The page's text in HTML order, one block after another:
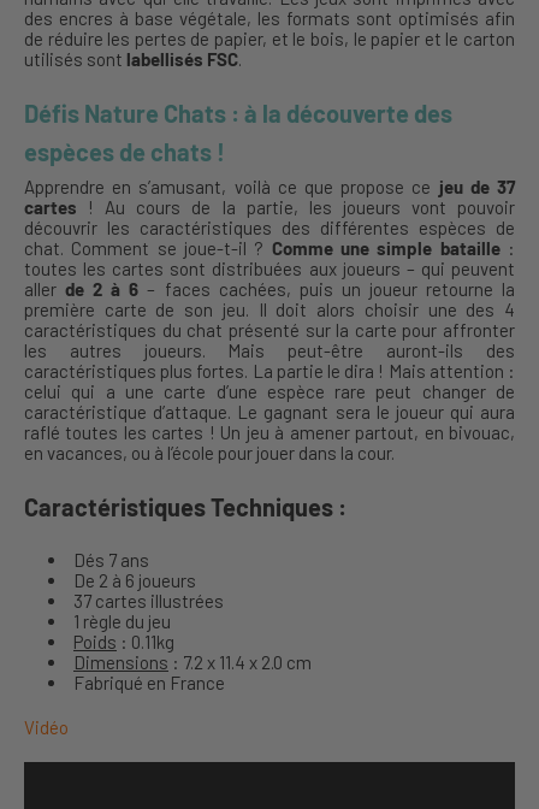
des encres à base végétale, les formats sont optimisés afin
de réduire les pertes de papier, et le bois, le papier et le carton
utilisés sont labellisés FSC.
Défis Nature Chats : à la découverte des
espèces de chats !
Apprendre en s’amusant, voilà ce que propose ce jeu de 37
cartes ! Au cours de la partie, les joueurs vont pouvoir
découvrir les caractéristiques des différentes espèces de
chat. Comment se joue-t-il ? Comme une simple bataille:
toutes les cartes sont distribuées aux joueurs – qui peuvent
allerde 2 à 6 – faces cachées, puis un joueur retourne la
première carte de son jeu. Il doit alors choisir une des 4
caractéristiques du chat présenté sur la carte pour affronter
les autres joueurs. Mais peut-être auront-ils des
caractéristiques plus fortes. La partie le dira ! Mais attention :
celui qui a une carte d’une espèce rare peut changer de
caractéristique d’attaque. Le gagnant sera le joueur qui aura
raflé toutes les cartes ! Un jeu à amener partout, en bivouac,
en vacances, ou à l’école pour jouer dans la cour.
Caractéristiques Techniques :
Dés 7 ans
De 2 à 6 joueurs
37 cartes illustrées
1 règle du jeu
Poids : 0.11kg
Dimensions : 7.2 x 11.4 x 2.0 cm
Fabriqué en France
Vidéo